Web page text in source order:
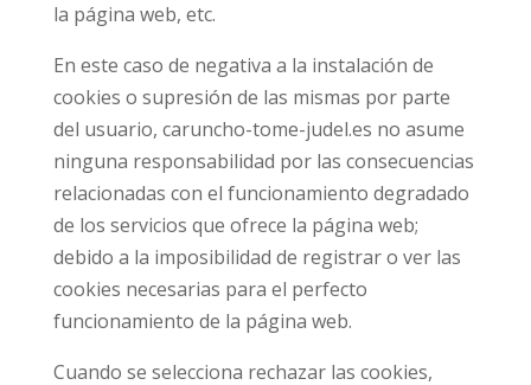
la página web, etc.
En este caso de negativa a la instalación de
cookies o supresión de las mismas por parte
del usuario, caruncho-tome-judel.es no asume
ninguna responsabilidad por las consecuencias
relacionadas con el funcionamiento degradado
de los servicios que ofrece la página web;
debido a la imposibilidad de registrar o ver las
cookies necesarias para el perfecto
funcionamiento de la página web.
Cuando se selecciona rechazar las cookies,